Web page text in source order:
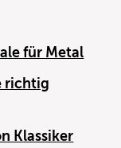
für Metal
richtig
Klassiker